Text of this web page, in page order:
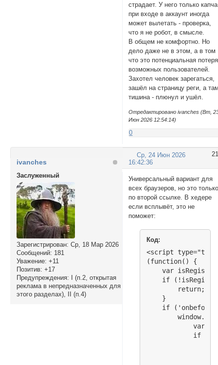
страдает. У него только капча
при входе в аккаунт иногда
может вылетать - проверка,
что я не робот, в смысле.
В общем не комфортно. Но
дело даже не в этом, а в том
что это потенциальная потеря
возможных пользователей.
Захотел человек зарегаться,
зашёл на страницу реги, а
тишина - плюнул и ушёл.
Отредактировано ivanches (Вт,
Июн 2026 12:54:14)
0
21
Ср, 24 Июн 2026
16:42:36
ivanches
Заслуженный
Зарегистрирован: Ср, 18 Мар 2026
Сообщений: 181
Уважение: +11
Позитив: +17
Предупреждения: I (п.2, открытая
реклама в непредназначенных для
этого разделах), II (п.4)
Универсальный вариант для
всех браузеров, но это
по второй ссылке. В хедере
если всплывёт, это не
поможет:
Код:
<script
(function() {
var
if
        return;
    }
if
var
if